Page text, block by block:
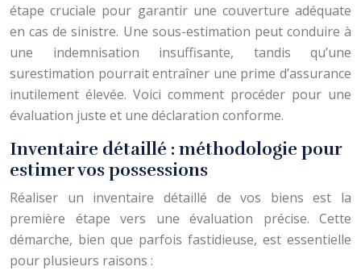
étape cruciale pour garantir une couverture adéquate
en cas de sinistre. Une sous-estimation peut conduire à
une indemnisation insuffisante, tandis qu’une
surestimation pourrait entraîner une prime d’assurance
inutilement élevée. Voici comment procéder pour une
évaluation juste et une déclaration conforme.
Inventaire détaillé : méthodologie pour
estimer vos possessions
Réaliser un inventaire détaillé de vos biens est la
première étape vers une évaluation précise. Cette
démarche, bien que parfois fastidieuse, est essentielle
pour plusieurs raisons :